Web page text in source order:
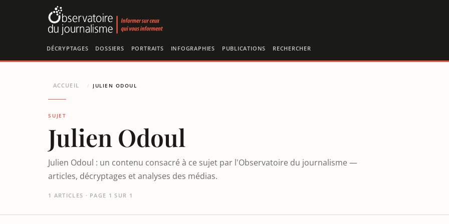
DÉCRYPTAGES DOSSIERS PORTRAITS INFOGRAPHIES PUBLICATIONS RECHERCHER
ACCUEIL / JULIEN ODOUL
SUJET
Julien Odoul
Julien Odoul : un contenu consacré à ce sujet par l'Observatoire du journalisme —
articles, décryptages et analyses des médias.
1 ARTICLES · PAGE 1 SUR 1
Panneau de gestion des cookies